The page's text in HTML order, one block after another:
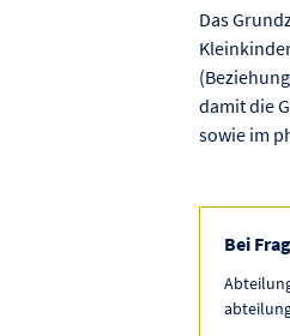
Das
damit die
sowie im
Bei